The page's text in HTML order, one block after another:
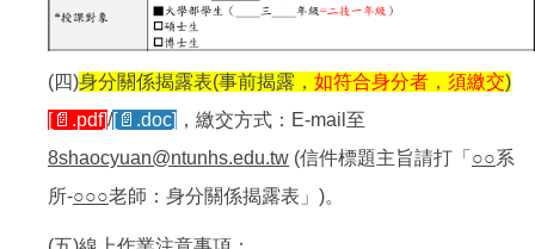
(四)身分關係揭露表(事前揭露， 如符合身分者，須繳交)
[📄.pdf]/[📄.doc] ，繳交方式：E-mail至
8shaocyuan@ntunhs.edu.tw (信件標題主旨請打「 ○○系
所-○○○老師：身分關係揭露表」)。